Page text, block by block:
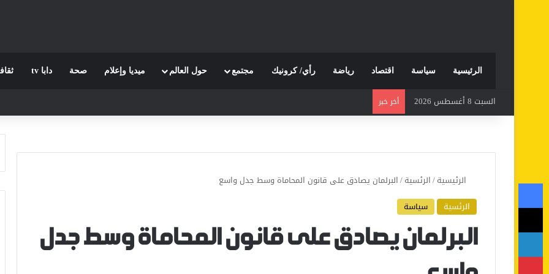
الرئيسية سياسة اقتصاد رياضة رأي/ كرونيك مجتمع حول العالم ميديا وإعلام صحة دابا tv
السبت 8 أغسطس 2026 أخر خبر
الرئيسية/الرئسية/البرلمان يصادق على قانون المحاماة وسط جدل واسع
الرئسية
سياسة
البرلمان يصادق على قانون المحاماة وسط جدل